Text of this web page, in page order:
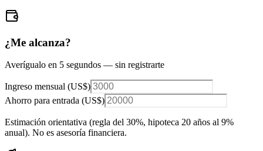
¿Me alcanza?
Averígualo en 5 segundos — sin registrarte
Ingreso mensual (US$)
Ahorro para entrada (US$)
Estimación orientativa (regla del 30%, hipoteca 20 años al 9%
anual). No es asesoría financiera.